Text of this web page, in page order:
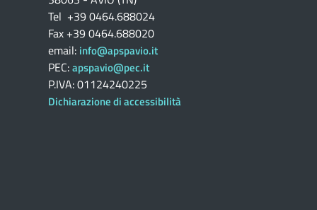
Tel +39 0464.688024
Fax +39 0464.688020
email: info@apspavio.it
PEC:apspavio@pec.it
P.IVA: 01124240225
Dichiarazione di accessibilità